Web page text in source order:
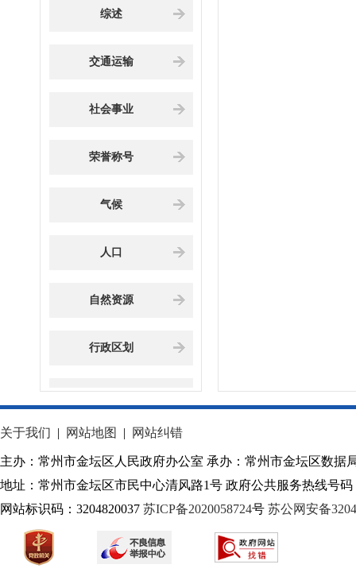
综述
交通运输
社会事业
荣誉称号
气候
人口
自然资源
行政区划
地理环境
历史沿革
关于我们 | 网站地图 | 网站纠错
主办：常州市金坛区人民政府办公室 承办：常州市金坛区数据
地址：常州市金坛区市民中心清风路1号 政府公共服务热线号码
网站标识码：3204820037 苏ICP备2020058724号 苏公网安备